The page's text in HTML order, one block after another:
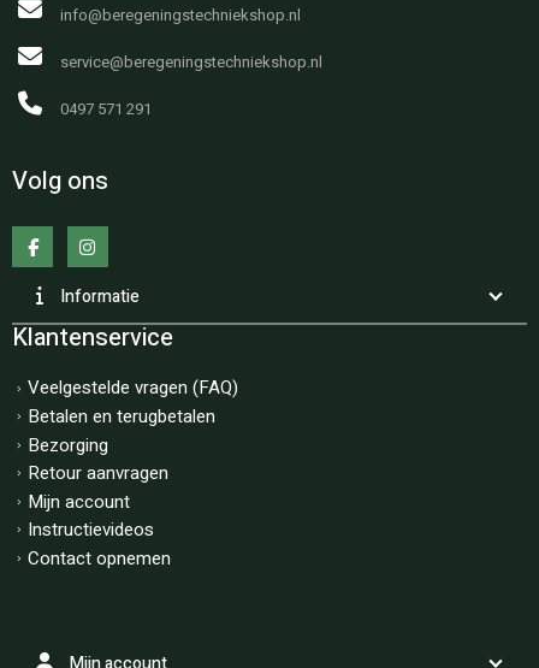
info@beregeningstechniekshop.nl
service@beregeningstechniekshop.nl
0497 571 291
Volg ons
Informatie
Klantenservice
Veelgestelde vragen (FAQ)
Betalen en terugbetalen
Bezorging
Retour aanvragen
Mijn account
Instructievideos
Contact opnemen